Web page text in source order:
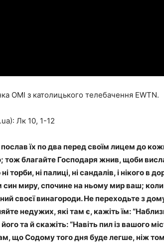
ОМІ з католицького телебачення EWTN.
Лк 10, 1-12
їх по два перед своїм лицем до
благайте Господаря жнив, щоби
ні палиці, ні сандалів, і нікого в
миру, спочине на ньому мир ваш;
своєї винагороди. Не переходьте з дому
недужих, які там є, кажіть їм:
та й скажіть: “Навіть пил із вашого
що Содому того дня буде лег­ше, ніж